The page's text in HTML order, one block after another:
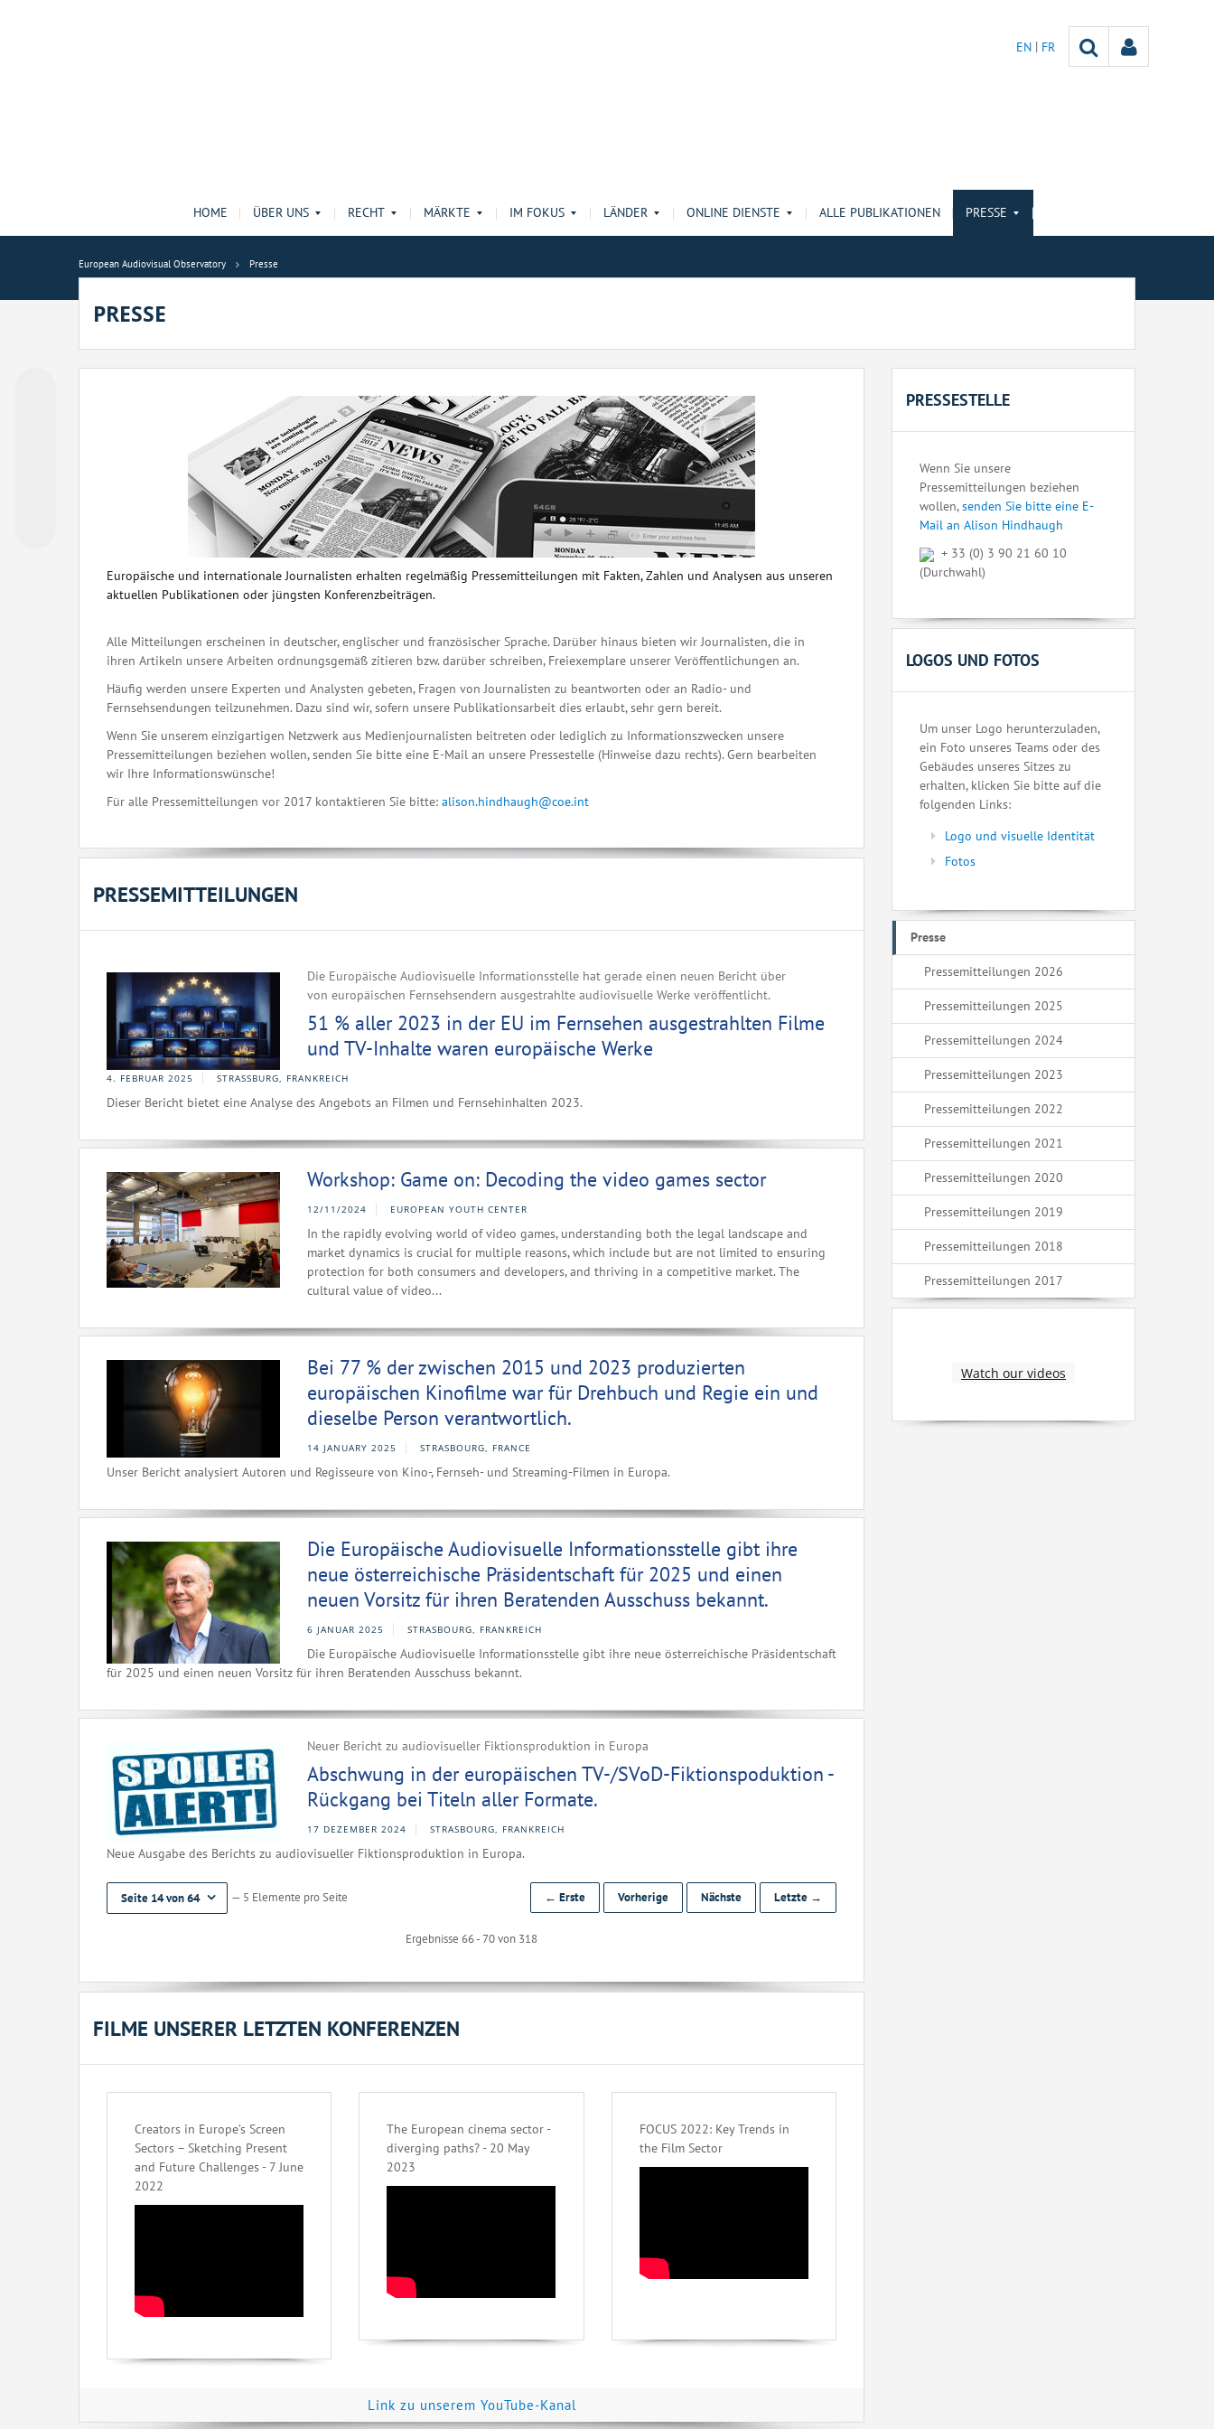
EN FR
HOME ÜBER UNS RECHT MÄRKTE IM FOKUS LÄNDER ONLINE DIENSTE ALLE PUBLIKATIONEN PRESSE
European Audiovisual Observatory Presse
PRESSE
Europäische und internationale Journalisten erhalten regelmäßig Pressemitteilungen mit Fakten, Zahlen und Analysen aus unseren
aktuellen Publikationen oder jüngsten Konferenzbeiträgen.
Alle Mitteilungen erscheinen in deutscher, englischer und französischer Sprache. Darüber hinaus bieten wir Journalisten, die in
ihren Artikeln unsere Arbeiten ordnungsgemäß zitieren bzw. darüber schreiben, Freiexemplare unserer Veröffentlichungen an.
Häufig werden unsere Experten und Analysten gebeten, Fragen von Journalisten zu beantworten oder an Radio- und
Fernsehsendungen teilzunehmen. Dazu sind wir, sofern unsere Publikationsarbeit dies erlaubt, sehr gern bereit.
Wenn Sie unserem einzigartigen Netzwerk aus Medienjournalisten beitreten oder lediglich zu Informationszwecken unsere
Pressemitteilungen beziehen wollen, senden Sie bitte eine E-Mail an unsere Pressestelle (Hinweise dazu rechts). Gern bearbeiten
wir Ihre Informationswünsche!
Für alle Pressemitteilungen vor 2017 kontaktieren Sie bitte: alison.hindhaugh@coe.int
PRESSEMITTEILUNGEN
Die Europäische Audiovisuelle Informationsstelle hat gerade einen neuen Bericht über
von europäischen Fernsehsendern ausgestrahlte audiovisuelle Werke veröffentlicht.
51 % aller 2023 in der EU im Fernsehen ausgestrahlten Filme
und TV-Inhalte waren europäische Werke
4. FEBRUAR 2025 STRASSBURG, FRANKREICH
Dieser Bericht bietet eine Analyse des Angebots an Filmen und Fernsehinhalten 2023.
Workshop: Game on: Decoding the video games sector
12/11/2024 EUROPEAN YOUTH CENTER
In the rapidly evolving world of video games, understanding both the legal landscape and
market dynamics is crucial for multiple reasons, which include but are not limited to ensuring
protection for both consumers and developers, and thriving in a competitive market. The
cultural value of video...
Bei 77 % der zwischen 2015 und 2023 produzierten
europäischen Kinofilme war für Drehbuch und Regie ein und
dieselbe Person verantwortlich.
14 JANUARY 2025 STRASBOURG, FRANCE
Unser Bericht analysiert Autoren und Regisseure von Kino-, Fernseh- und Streaming-Filmen in Europa.
Die Europäische Audiovisuelle Informationsstelle gibt ihre
neue österreichische Präsidentschaft für 2025 und einen
neuen Vorsitz für ihren Beratenden Ausschuss bekannt.
6 JANUAR 2025 STRASBOURG, FRANKREICH
Die Europäische Audiovisuelle Informationsstelle gibt ihre neue österreichische Präsidentschaft
für 2025 und einen neuen Vorsitz für ihren Beratenden Ausschuss bekannt.
Neuer Bericht zu audiovisueller Fiktionsproduktion in Europa
Abschwung in der europäischen TV-/SVoD-Fiktionspoduktion -
Rückgang bei Titeln aller Formate.
17 DEZEMBER 2024 STRASBOURG, FRANKREICH
Neue Ausgabe des Berichts zu audiovisueller Fiktionsproduktion in Europa.
Seite 14 von 64 — 5 Elemente pro Seite
Ergebnisse 66 - 70 von 318
← Erste Vorherige Nächste Letzte →
FILME UNSERER LETZTEN KONFERENZEN
Creators in Europe’s Screen
Sectors – Sketching Present
and Future Challenges - 7 June
2022
The European cinema sector -
diverging paths? - 20 May
2023
FOCUS 2022: Key Trends in
the Film Sector
Link zu unserem YouTube-Kanal
PRESSESTELLE
Wenn Sie unsere
Pressemitteilungen beziehen
wollen,senden Sie bitte eine E-
Mail an Alison Hindhaugh
+ 33 (0) 3 90 21 60 10
(Durchwahl)
LOGOS UND FOTOS
Um unser Logo herunterzuladen,
ein Foto unseres Teams oder des
Gebäudes unseres Sitzes zu
erhalten, klicken Sie bitte auf die
folgenden Links:
Logo und visuelle Identität
Fotos
Presse
Pressemitteilungen 2026
Pressemitteilungen 2025
Pressemitteilungen 2024
Pressemitteilungen 2023
Pressemitteilungen 2022
Pressemitteilungen 2021
Pressemitteilungen 2020
Pressemitteilungen 2019
Pressemitteilungen 2018
Pressemitteilungen 2017
Watch our videos